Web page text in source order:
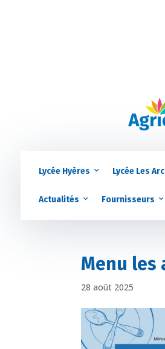
Lycée Hyères Lycée Les
Actualités Fournisseurs
Menu les
28 août 2025